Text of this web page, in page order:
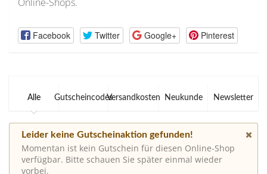
Facebook Twitter Google+ Pinterest
Alle GutscheincodesVersandkosten Neukunde Newsletter
Leider keine Gutscheinaktion gefunden!
Momentan ist kein Gutschein für diesen Online-Shop
verfügbar. Bitte schauen Sie später einmal wieder
vorbei.